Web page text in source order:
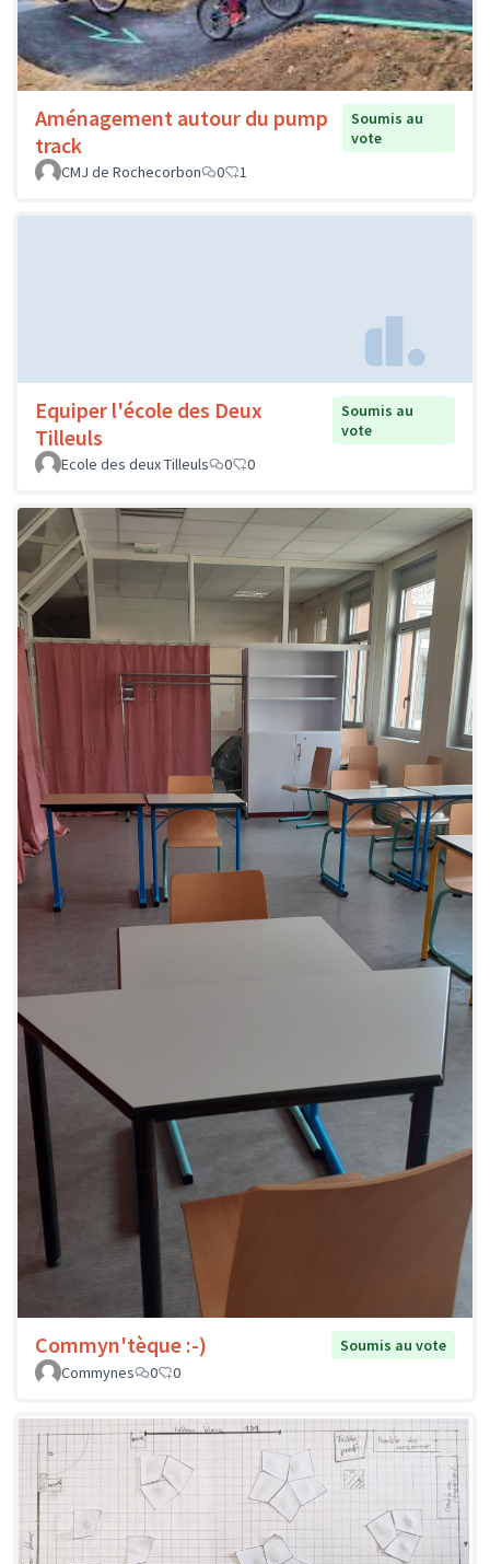
Aménagement autour du pump
track
Soumis au
vote
CMJ de Rochecorbon
0 1
Equiper l'école des Deux
Tilleuls
Soumis au
vote
Ecole des deux Tilleuls
0 0
Commyn'tèque :-)
Soumis au vote
Commynes
0 0